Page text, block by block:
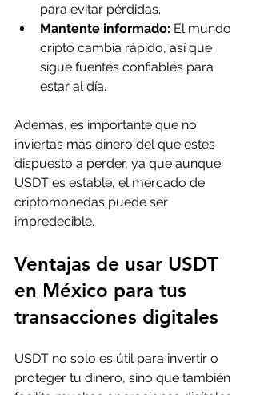
para evitar pérdidas.
Mantente informado: El mundo
cripto cambia rápido, así que
sigue fuentes confiables para
estar al día.
Además, es importante que no
inviertas más dinero del que estés
dispuesto a perder, ya que aunque
USDT es estable, el mercado de
criptomonedas puede ser
impredecible.
Ventajas de usar USDT
en México para tus
transacciones digitales
USDT no solo es útil para invertir o
proteger tu dinero, sino que también